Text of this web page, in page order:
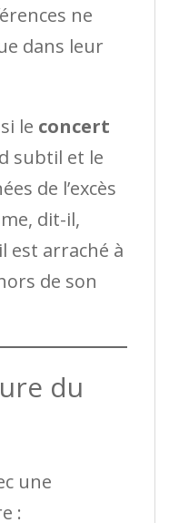
ne
dans leur
le concert
subtil et le
de l’excès
dit-il,
est arraché à
de son
du
une
: